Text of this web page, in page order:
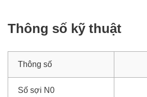
Thông số kỹ thuật
Thông số
Số sợi N0